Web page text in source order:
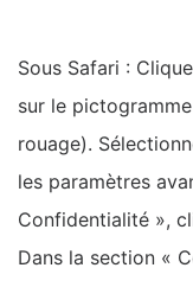
Sous Safari :
sur le
rouage).
les paramètres
Confidentialité »,
Dans la section «